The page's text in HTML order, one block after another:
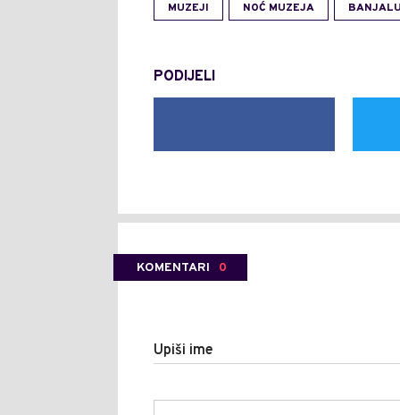
MUZEJI NOĆ MUZEJA
PODIJELI
KOMENTARI 0
Upiši ime